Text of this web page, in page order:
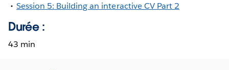
Session 5: Building an interactive CV Part 2
Durée :
43 min